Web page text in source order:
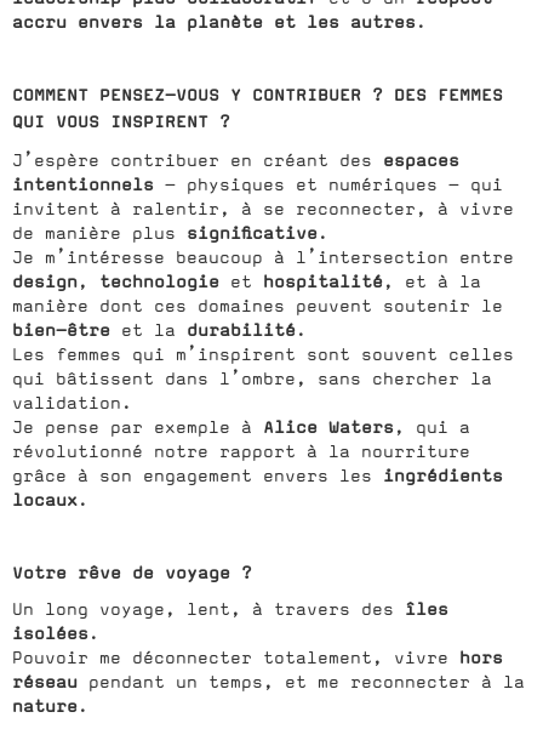
accru envers la planète et les autres.
COMMENT PENSEZ-VOUS Y CONTRIBUER ? DES FEMMES
QUI VOUS INSPIRENT ?
J’espère contribuer en créant des espaces
intentionnels — physiques et numériques — qui
invitent à ralentir, à se reconnecter, à vivre
de manière plus significative.
Je m’intéresse beaucoup à l’intersection entre
design, technologie et hospitalité, et à la
manière dont ces domaines peuvent soutenir le
bien-être et la durabilité.
Les femmes qui m’inspirent sont souvent celles
qui bâtissent dans l’ombre, sans chercher la
validation.
Je pense par exemple à Alice Waters, qui a
révolutionné notre rapport à la nourriture
grâce à son engagement envers les ingrédients
locaux.
Votre rêve de voyage ?
Un long voyage, lent, à travers des îles
isolées.
Pouvoir me déconnecter totalement, vivre hors
réseau pendant un temps, et me reconnecter à la
nature.